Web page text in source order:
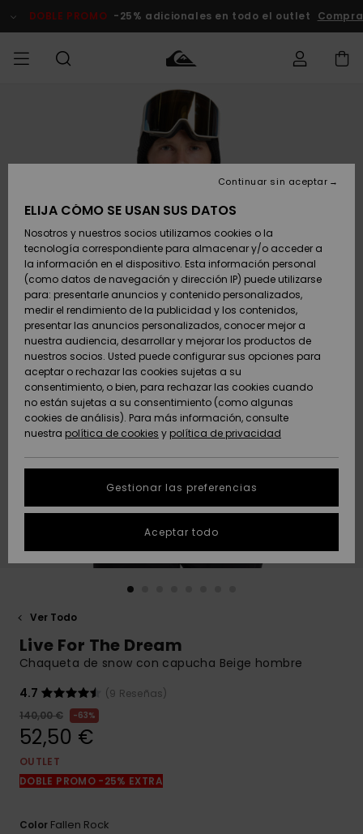
del
DOBLE PROMO -25% adicionales en todo el outlet Comprar
Ropa
Zapatos y
chanclas
Surf
Snow
Novedades
Destacados
Ropa
Zapatos y
chanclas
Surf
Snow
Novedades
Destacados
Shop
Destacados
Snow
SURF
Surf Shop
Hombre
Highlights
Comunidad
SNOW
Tienda
Snow
Hombre
Snow Niños
Tienda
Snow Mujer
Destacados
Comunidad
DOBLE
PROMO
Outlet
Hombre
Outlet
Mujer
AYUDA &
CONTACTO
Accede a tu
pedido
Envio
Devoluciones
Pago
Tarjeta de
regalo
Quiksilver
Freedom
Protección de
datos
personales
Inicia una
conversación
la respuesta
conversación
Encuentra
respuestas a
las preguntas
formulario de
contacto.
SOSTENIBILIDAD
Ver Todo
Live For The Dream
Chaqueta de snow con capucha Beige hombre
4.7
(9 Reseñas)
140,00 €
63%
52,50 €
OUTLET
DOBLE PROMO -25% EXTRA
Color Fallen Rock
ELIJA CÓMO SE USAN SUS DATOS
Nosotros y nuestros socios utilizamos cookies o la
tecnología correspondiente para almacenar y/o acceder a
la información en el dispositivo. Esta información personal
(como datos de navegación y dirección IP) puede utilizarse
para: presentarle anuncios y contenido personalizados,
medir el rendimiento de la publicidad y los contenidos,
presentar las anuncios personalizados, conocer mejor a
nuestra audiencia, desarrollar y mejorar los productos de
nuestros socios. Usted puede configurar sus opciones para
aceptar o rechazar las cookies sujetas a su
consentimiento, o bien, para rechazar las cookies cuando
no están sujetas a su consentimiento (como algunas
cookies de análisis). Para más información, consulte
nuestra política de cookies y política de privacidad
Gestionar las preferencias
Continuar sin aceptar
Aceptar todo